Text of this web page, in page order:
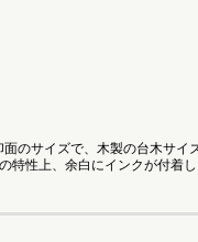
のサイズで、木製の台木サイ
性上、余白にインクが付着